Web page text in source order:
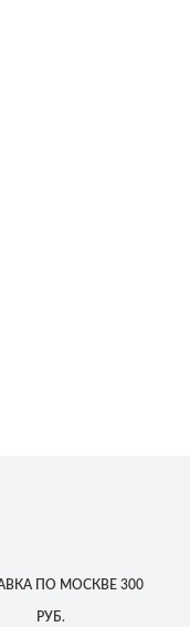
ПО МОСКВЕ 300
РУБ.